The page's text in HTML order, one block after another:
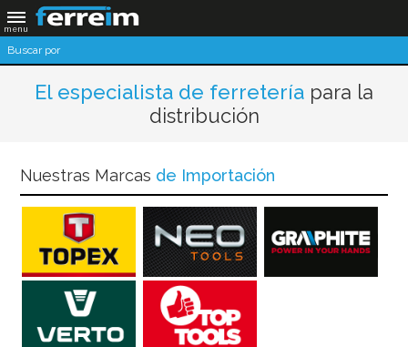
El especialista de ferretería para la
distribución
Nuestras Marcas de Importación